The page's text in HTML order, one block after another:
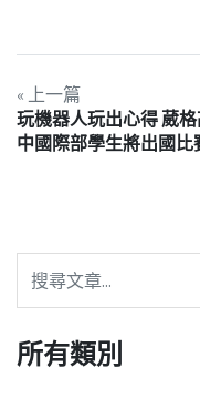
« 上一篇
玩機器人玩出心得 葳
中國際部學生將出國比
所有類別